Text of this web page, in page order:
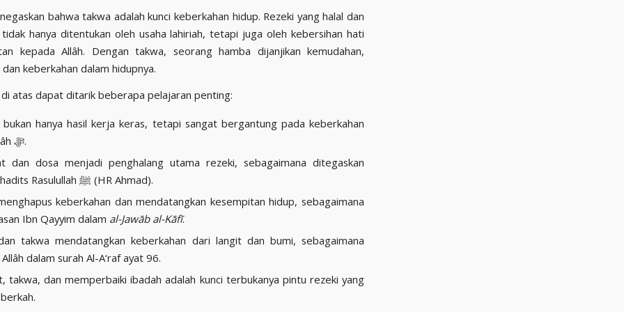
bahwa takwa adalah kunci keberkahan hidup. Rezeki yang halal dan
hanya ditentukan oleh usaha lahiriah, tetapi juga oleh kebersihan hati
kepada Allâh. Dengan takwa, seorang hamba dijanjikan kemudahan,
keberkahan dalam hidupnya.
atas dapat ditarik beberapa pelajaran penting:
bukan hanya hasil kerja keras, tetapi sangat bergantung pada keberkahan
dari Allâh ﷻ.
dan dosa menjadi penghalang utama rezeki, sebagaimana ditegaskan
dalam hadits Rasulullah ﷺ (HR Ahmad).
keberkahan dan mendatangkan kesempitan hidup, sebagaimana
Ibn Qayyim dalam al-Jawāb al-Kāfī.
takwa mendatangkan keberkahan dari langit dan bumi, sebagaimana
dalam surah Al-A‘raf ayat 96.
takwa, dan memperbaiki ibadah adalah kunci terbukanya pintu rezeki yang